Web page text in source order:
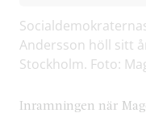
Andersson höll sitt
Stockholm. Foto:
Inramningen när